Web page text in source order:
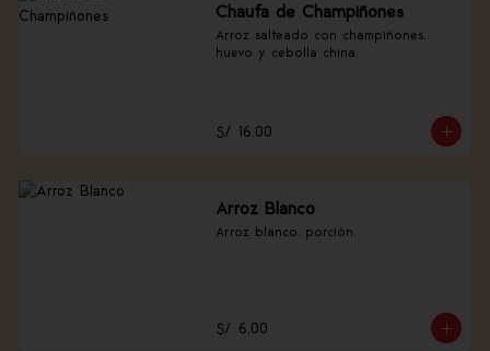
Chaufa de Champiñones
Arroz salteado con champiñones,
huevo y cebolla china.
S/ 16.00
Arroz Blanco
Arroz blanco, porción.
S/ 6.00